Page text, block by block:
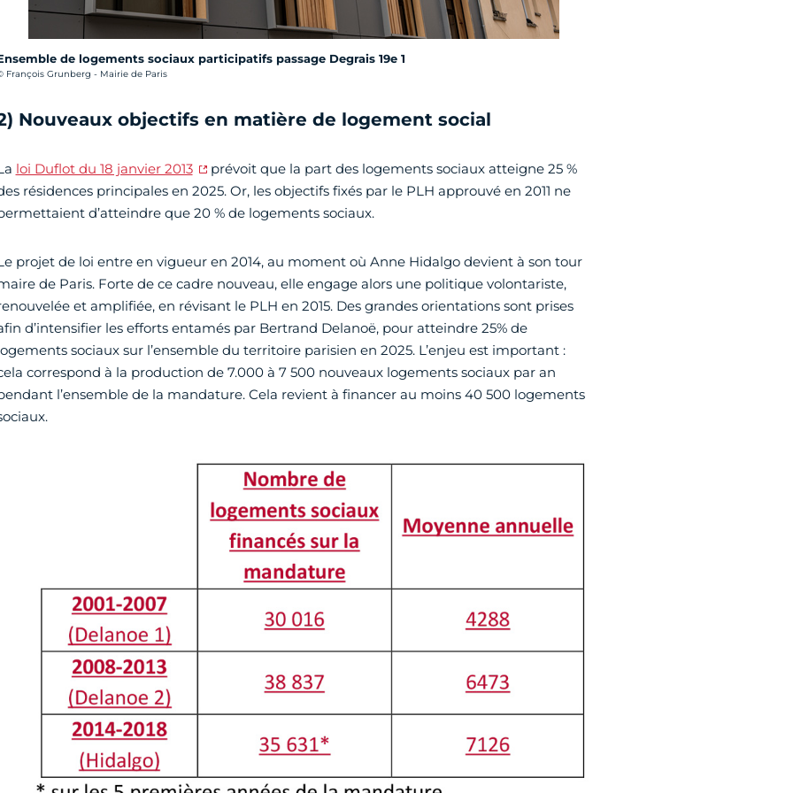
de logements sociaux participatifs passage Degrais 19e 1
photo :
François Grunberg - Mairie de Paris
Nouveaux objectifs en matière de logement social
loi Duflot du 18 janvier 2013
prévoit que la part des logements sociaux atteigne 25 %
résidences principales en 2025. Or, les objectifs fixés par le PLH approuvé en 2011 ne
d’atteindre que 20 % de logements sociaux.
projet de loi entre en vigueur en 2014, au moment où Anne Hidalgo devient à son tour
de Paris. Forte de ce cadre nouveau, elle engage alors une politique volontariste,
et amplifiée, en révisant le PLH en 2015. Des grandes orientations sont prises
d’intensifier les efforts entamés par Bertrand Delanoë, pour atteindre 25% de
sociaux sur l’ensemble du territoire parisien en 2025. L’enjeu est important :
correspond à la production de 7.000 à 7 500 nouveaux logements sociaux par an
l’ensemble de la mandature. Cela revient à financer au moins 40 500 logements